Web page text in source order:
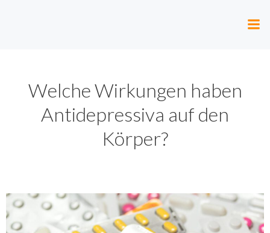
Welche Wirkungen haben
Antidepressiva auf den
Körper?